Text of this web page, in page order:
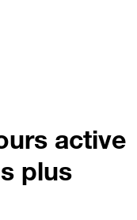
active
plus